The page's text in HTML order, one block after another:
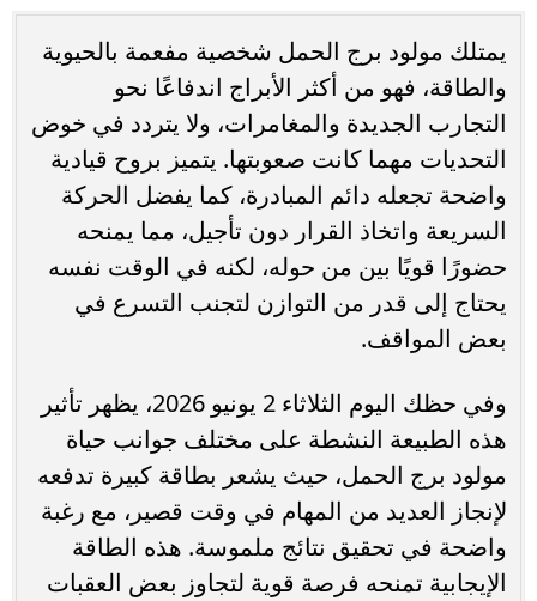
يمتلك مولود برج الحمل شخصية مفعمة بالحيوية
والطاقة، فهو من أكثر الأبراج اندفاعًا نحو
التجارب الجديدة والمغامرات، ولا يتردد في خوض
التحديات مهما كانت صعوبتها. يتميز بروح قيادية
واضحة تجعله دائم المبادرة، كما يفضل الحركة
السريعة واتخاذ القرار دون تأجيل، مما يمنحه
حضورًا قويًا بين من حوله، لكنه في الوقت نفسه
يحتاج إلى قدر من التوازن لتجنب التسرع في
بعض المواقف.
وفي حظك اليوم الثلاثاء 2 يونيو 2026، يظهر تأثير
هذه الطبيعة النشطة على مختلف جوانب حياة
مولود برج الحمل، حيث يشعر بطاقة كبيرة تدفعه
لإنجاز العديد من المهام في وقت قصير، مع رغبة
واضحة في تحقيق نتائج ملموسة. هذه الطاقة
الإيجابية تمنحه فرصة قوية لتجاوز بعض العقبات